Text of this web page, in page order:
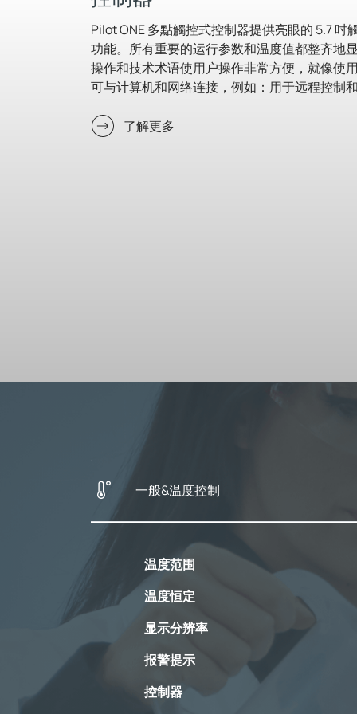
Pilot ONE 多點觸控式控制器提供亮眼的 5.7
功能。所有重要的运行参数和温度值都整齐地
操作和技术术语使用户操作非常方便，就像使
可与计算机和网络连接，例如：用于远程控制
了解更多
一般&温度控制
温度范围
温度恒定
显示分辨率
报警提示
控制器